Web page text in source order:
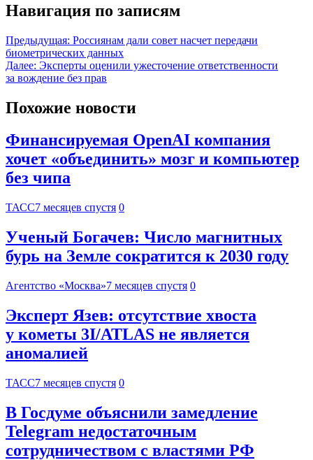
Навигация по записям
Предыдущая: Россиянам дали совет насчет передачи
биометрических данных
Далее: Эксперты оценили ужесточение ответственности
за вождение без прав
Похожие новости
Финансируемая OpenAI компания
хочет «объединить» мозг и компьютер
без чипа
ТАСС7 месяцев спустя 0
Ученый Богачев: Число магнитных
бурь на Земле сократится к 2030 году
Агентство «Москва»7 месяцев спустя 0
Эксперт Язев: отсутствие хвоста
у кометы 3I/ATLAS не является
аномалией
ТАСС7 месяцев спустя 0
В Госдуме объяснили замедление
Telegram недостаточным
сотрудничеством с властями РФ